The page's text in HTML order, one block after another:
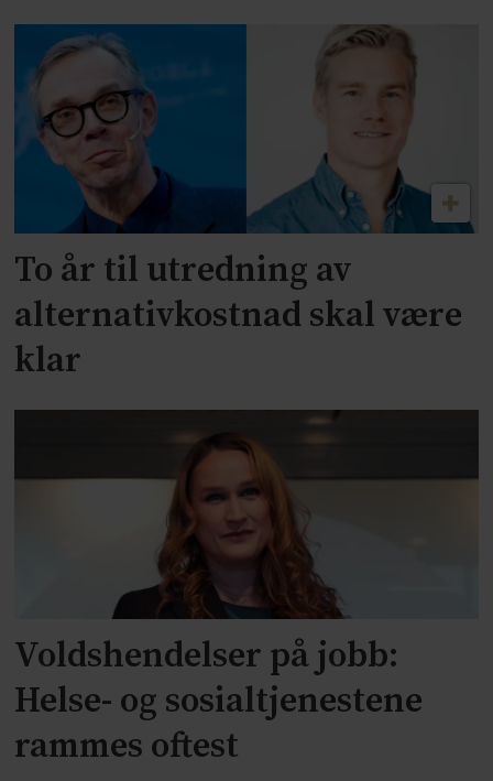
To år til utredning av
alternativkostnad skal være
klar
Voldshendelser på jobb:
Helse- og sosialtjenestene
rammes oftest